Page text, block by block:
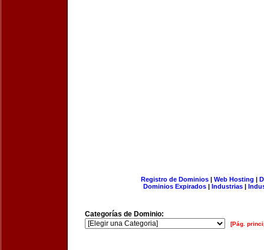
Registro de Dominios| Web Hosting |
Dominios Expirados | Industrias |
Categorías de Dominio:
[Pág.